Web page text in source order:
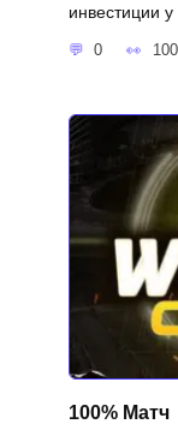
инвестиции у
0 100
100% Матч